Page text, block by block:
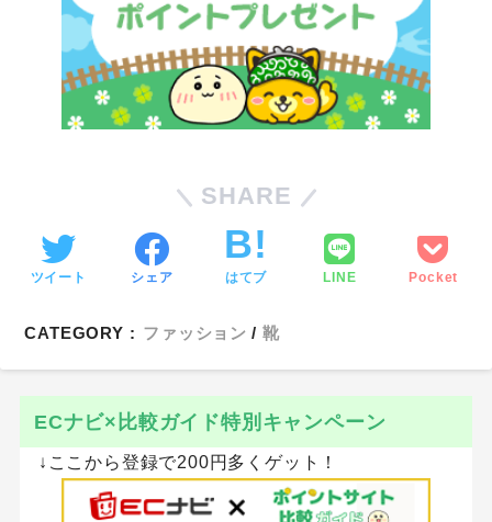
SHARE
ツイート シェア はてブ LINE Pocket
CATEGORY : ファッション 靴
ECナビ×比較ガイド特別キャンペーン
↓ここから登録で200円多くゲット！